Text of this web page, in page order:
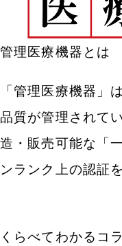
管理医療機器とは
「管理医療機器」
品質が管理されて
造・販売可能な「
ンランク上の認証
くらべてわかるコ